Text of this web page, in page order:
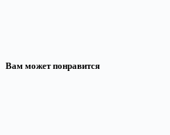
Вам может понравится